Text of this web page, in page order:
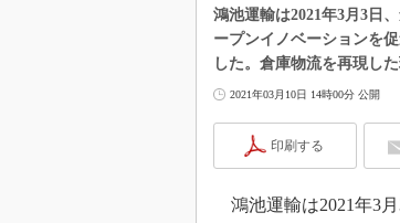
鴻池運輸は2021年3月3日
ープンイノベーションを
した。倉庫物流を再現し
2021年03月10日 14時00分 公開
印刷する
鴻池運輸は2021年3